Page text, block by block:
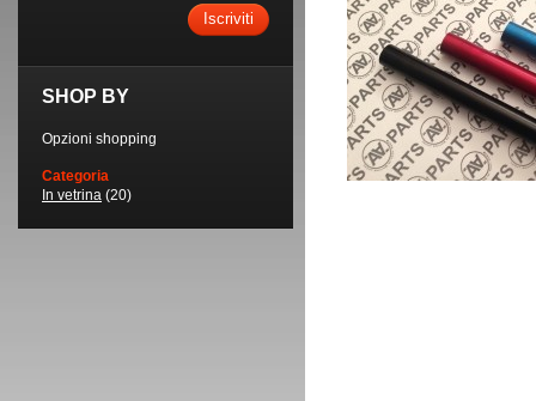
Iscriviti
SHOP BY
Opzioni shopping
Categoria
In vetrina (20)